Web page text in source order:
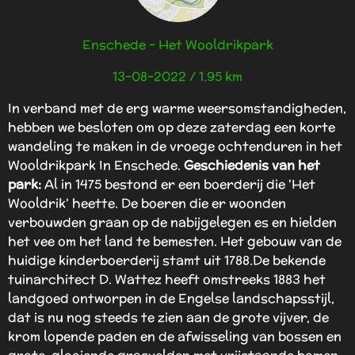
Enschede - Het Wooldrikpark
13-08-2022 / 1.95 km
In verband met de erg warme weersomstandigheden,
hebben we besloten om op deze zaterdag een korte
wandeling te maken in de vroege ochtenduren in het
Wooldrikpark In Enschede. Geschiedenisvan het
park:Al in 1475 bestond er een boerderij die 'Het
Wooldrik' heette. De boeren die er woonden
verbouwden graan op de nabijgelegen es en hielden
het vee om het land te bemesten. Het gebouw van de
huidige kinderboerderij stamt uit 1788.De bekende
tuinarchitect D. Wattez heeft omstreeks 1883 het
landgoed ontworpen in de Engelse landschapsstijl,
dat is nu nog steeds te zien aan de grote vijver, de
krom lopende paden en de afwisseling van bossen en